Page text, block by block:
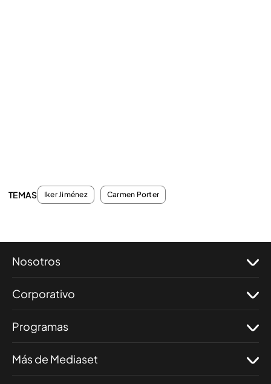
TEMAS Iker Jiménez Carmen Porter
Nosotros
Corporativo
Programas
Más de Mediaset